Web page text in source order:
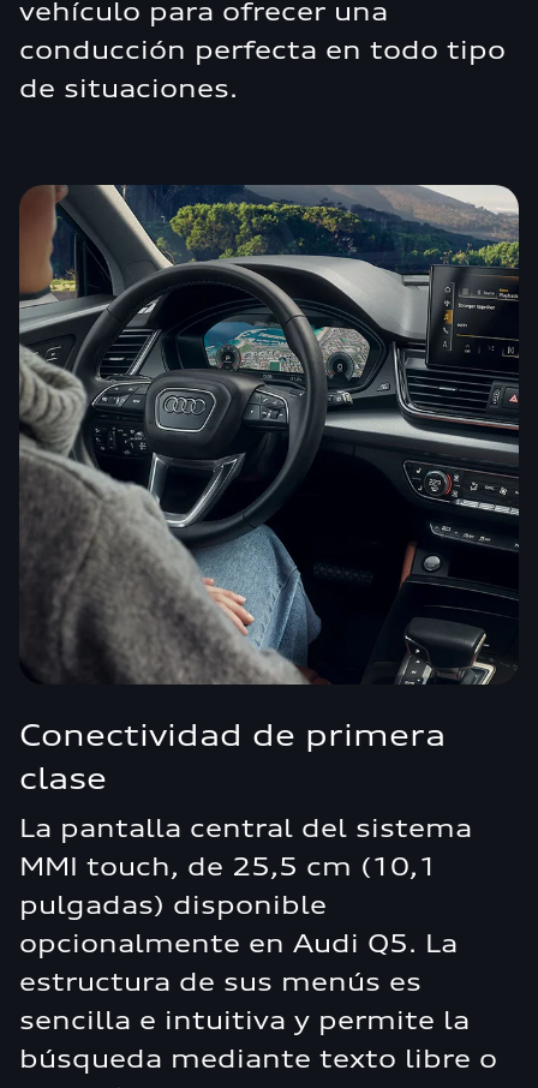
vehículo para ofrecer una
conducción perfecta en todo tipo
de situaciones.
Conectividad de primera
clase
La pantalla central del sistema
MMI touch, de 25,5 cm (10,1
pulgadas) disponible
opcionalmente en Audi Q5. La
estructura de sus menús es
sencilla e intuitiva y permite la
búsqueda mediante texto libre o